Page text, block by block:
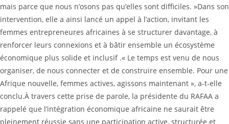
mais parce que nous n’osons pas qu’elles sont difficiles. »‎‎Dans son
intervention, elle a ainsi lancé un appel à l’action, invitant les
femmes entrepreneures africaines à se structurer davantage, à
renforcer leurs connexions et à bâtir ensemble un écosystème
économique plus solide et inclusif .‎‎« Le temps est venu de nous
organiser, de nous connecter et de construire ensemble. Pour une
Afrique nouvelle, femmes actives, agissons maintenant », a-t-elle
conclu.‎‎À travers cette prise de parole, la présidente du RAFAA a
rappelé que l’intégration économique africaine ne saurait être
pleinement réussie sans une participation active, structurée et